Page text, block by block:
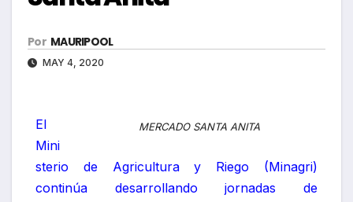
Por MAURIPOOL
MAY 4, 2020
MERCADO SANTA ANITA
El
Mini
sterio de Agricultura y Riego (Minagri)
continúa desarrollando jornadas de